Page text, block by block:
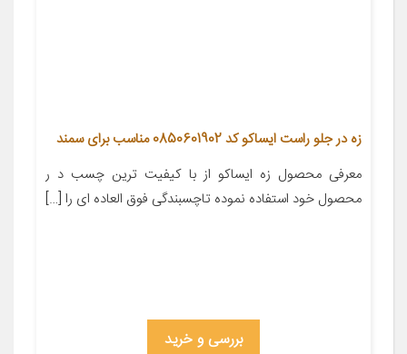
زه در جلو راست ایساکو کد 0850601902 مناسب برای سمند
معرفی محصول زه ایساکو از با کیفیت ترین چسب د ر
محصول خود استفاده نموده تاچسبندگی فوق العاده ای را […]
بررسی و خرید